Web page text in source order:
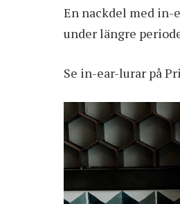
En nackdel med in-
under längre
Se in-ear-lurar på